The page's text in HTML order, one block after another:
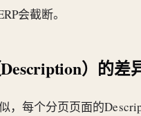
会截断。
）的差
，每个分页页面的